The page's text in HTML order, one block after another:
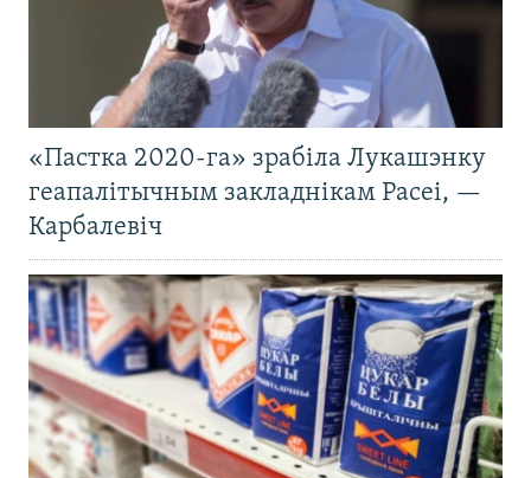
«Пастка 2020-га» зрабіла Лукашэнку
геапалітычным закладнікам Расеі, —
Карбалевіч